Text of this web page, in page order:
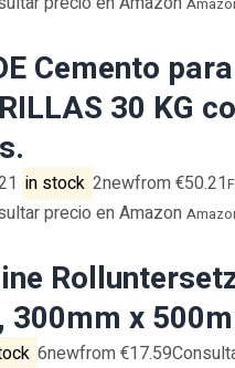
Cemento para
30 KG
in stock 2newfrom €50.21
precio en Amazon
300mm x
6newfrom